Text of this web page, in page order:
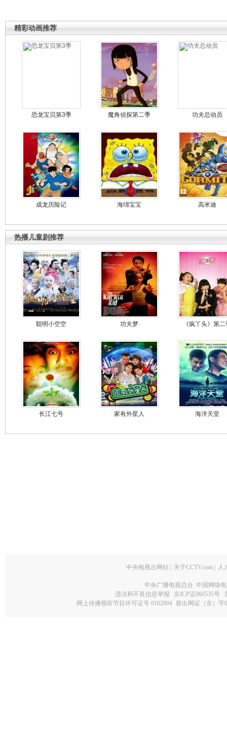
精彩动画推荐
恐龙宝贝第3季 魔角侦探第二季 功夫总动员
成龙历险记 海绵宝宝 高米迪
热播儿童剧推荐
聪明小空空 功夫梦 《疯丫头》第二
长江七号 家有外星人 海洋天堂
中央电视台网站 关于CCTV.com 人
中央广播电视总台 中国网络
违法和不良信息举报
京ICP证060535号
网上传播视听节目许可证号 0102004 新出网证（京）